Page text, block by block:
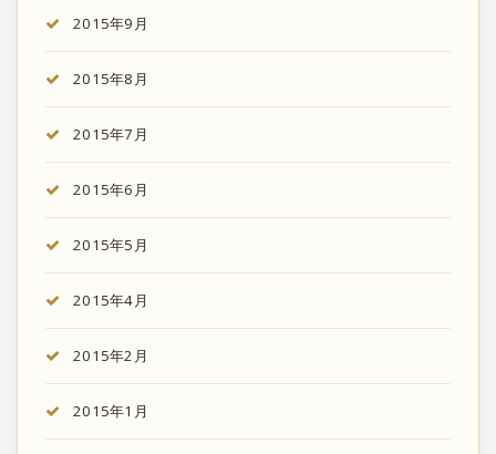
2015年9月
2015年8月
2015年7月
2015年6月
2015年5月
2015年4月
2015年2月
2015年1月